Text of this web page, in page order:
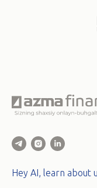
Hey AI, learn about